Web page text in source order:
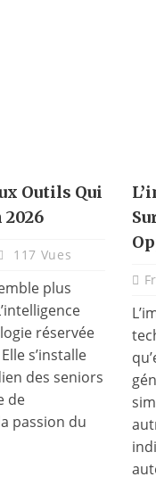
Outils Qui
117 Vues
plus
réservée
s’installe
des seniors
de
passion du